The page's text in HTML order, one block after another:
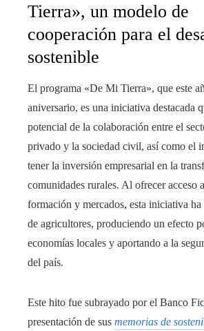
Tierra», un modelo de
cooperación para el
sostenible
El programa «De Mi Tierra», que este
aniversario, es una iniciativa destacada
potencial de la colaboración entre el
privado y la sociedad civil, así como el
tener la inversión empresarial en la
comunidades rurales. Al ofrecer acceso
formación y mercados, esta iniciativa
de agricultores, produciendo un efecto
economías locales y aportando a la
del país.
Este hito fue subrayado por el Banco
presentación de sus memorias de